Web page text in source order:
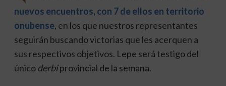
nuevos encuentros, con 7 de ellos en territorio
onubense, en los que nuestros representantes
seguirán buscando victorias que les acerquen a
sus respectivos objetivos. Lepe será testigo del
únicoderbiprovincial de la semana.